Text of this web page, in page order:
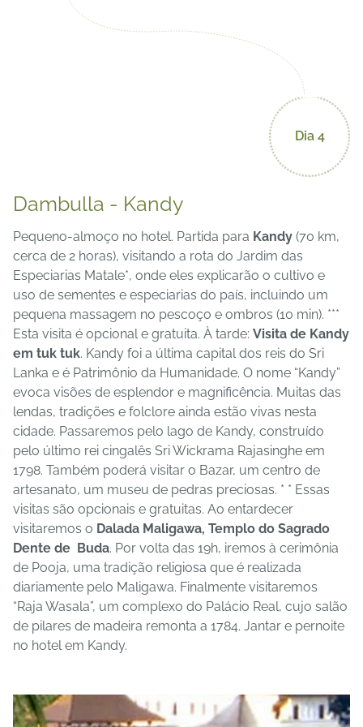
Dia 4
Dambulla - Kandy
Pequeno-almoço no hotel. Partida para Kandy (70 km,
cerca de 2 horas), visitando a rota do Jardim das
Especiarias Matale*, onde eles explicarão o cultivo e
uso de sementes e especiarias do país, incluindo um
pequena massagem no pescoço e ombros (10 min). ***
Esta visita é opcional e gratuita. À tarde: Visita de Kandy
em tuk tuk. Kandy foi a última capital dos reis do Sri
Lanka e é Patrimônio da Humanidade. O nome “Kandy”
evoca visões de esplendor e magnificência. Muitas das
lendas, tradições e folclore ainda estão vivas nesta
cidade. Passaremos pelo lago de Kandy, construído
pelo último rei cingalês Sri Wickrama Rajasinghe em
1798. Também poderá visitar o Bazar, um centro de
artesanato, um museu de pedras preciosas. * * Essas
visitas são opcionais e gratuitas. Ao entardecer
visitaremos o Dalada Maligawa, Templo do Sagrado
Dente de Buda. Por volta das 19h, iremos à cerimônia
de Pooja, uma tradição religiosa que é realizada
diariamente pelo Maligawa. Finalmente visitaremos
“Raja Wasala”, um complexo do Palácio Real, cujo salão
de pilares de madeira remonta a 1784. Jantar e pernoite
no hotel em Kandy.